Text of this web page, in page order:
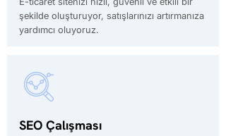
şekilde oluşturuyor, satışlarınızı artırmanıza
yardımcı oluyoruz.
SEO Çalışması